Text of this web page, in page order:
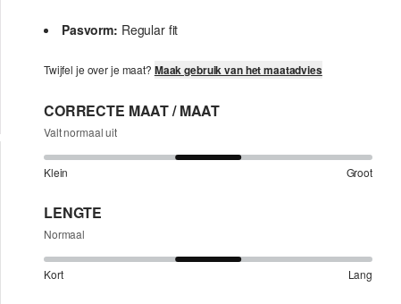
Pasvorm: Regular fit
Twijfel je over je maat? Maak gebruik van het maatadvies
CORRECTE MAAT / MAAT
Valt normaal uit
Klein Groot
LENGTE
Normaal
Kort Lang